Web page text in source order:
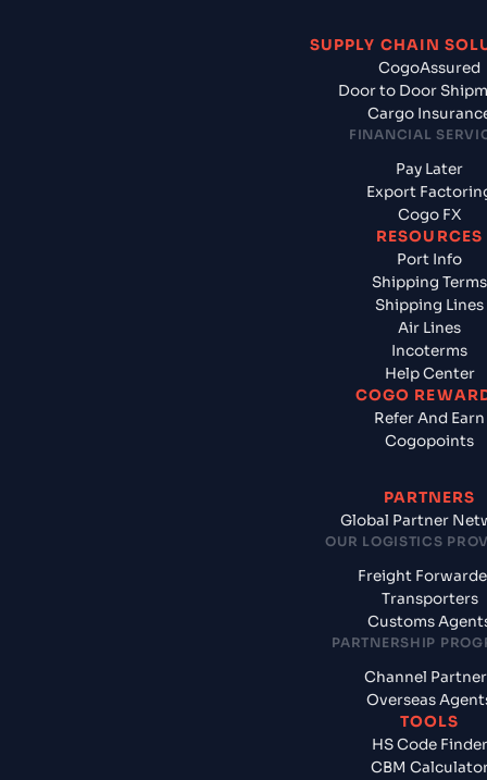
SUPPLY CHAIN
CogoAssured
Door to Door
Cargo
FINANCIAL
Pay Later
Export
Cogo FX
RESOURCES
Port Info
Shipping Terms
Shipping Lines
Air Lines
Incoterms
Help Center
COGO
Refer And Earn
Cogopoints
PARTNERS
Global Partner
OUR LOGISTICS
Freight
Transporters
Customs
PARTNERSHIP
Channel
Overseas
TOOLS
HS Code Finder
CBM